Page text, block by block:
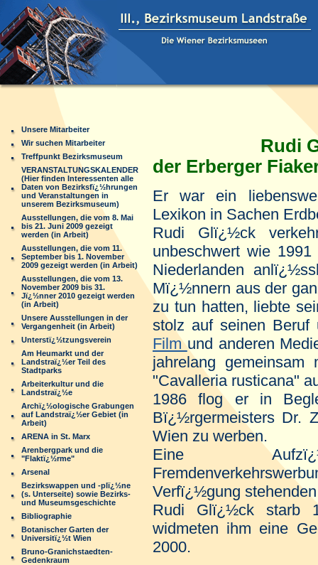
Unsere Mitarbeiter
Wir suchen Mitarbeiter
Treffpunkt Bezirksmuseum
VERANSTALTUNGSKALENDER
(Hier finden Interessenten alle
Daten von Bezirksfï¿½hrungen
und Veranstaltungen in
unserem Bezirksmuseum)
Ausstellungen, die vom 8. Mai
bis 21. Juni 2009 gezeigt
werden (in Arbeit)
Ausstellungen, die vom 11.
September bis 1. November
2009 gezeigt werden (in Arbeit)
Ausstellungen, die vom 13.
November 2009 bis 31.
Jï¿½nner 2010 gezeigt werden
(in Arbeit)
Unsere Ausstellungen in der
Vergangenheit (in Arbeit)
Unterstï¿½tzungsverein
Am Heumarkt und der
Landstraï¿½er Teil des
Stadtparks
Arbeiterkultur und die
Landstraï¿½e
Archï¿½ologische Grabungen
auf Landstraï¿½er Gebiet (in
Arbeit)
ARENA in St. Marx
Arenbergpark und die
"Flaktï¿½rme"
Arsenal
Bezirkswappen und -plï¿½ne
(s. Unterseite) sowie Bezirks-
und Museumsgeschichte
Bibliographie
Botanischer Garten der
Universitï¿½t Wien
Bruno-Granichstaedten-
Gedenkraum
Rudi
der Erberger
Er war ein
Lexikon in Sachen
Rudi Glï¿½ck
unbeschwert wie
Niederlanden
Mï¿½nnern aus der
zu tun hatten, liebte
stolz auf seinen
Filmund anderen
jahrelang
"Cavalleria rusticana"
1986 flog er in
Bï¿½rgermeisters Dr.
Wien zu werben.
Eine
Verfï¿½gung
Rudi Glï¿½ck starb
widmeten ihm eine
2000.